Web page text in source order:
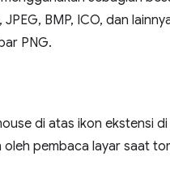
BMP, ICO, dan
PNG.
di atas ikon ekstensi
pembaca layar saat